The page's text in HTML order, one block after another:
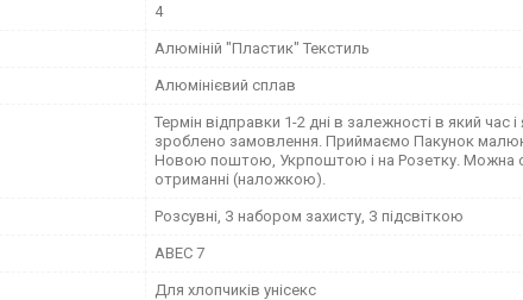
4
Алюміній "Пластик" Текстиль
Алюмінієвий сплав
Термін відправки 1-2 дні в залежності в який час
зроблено замовлення. Приймаємо Пакунок
Новою поштою, Укрпоштою і на Розетку. Можна
отриманні (наложкою).
Розсувні, З набором захисту, З підсвіткою
ABEC 7
Для хлопчиків унісекс